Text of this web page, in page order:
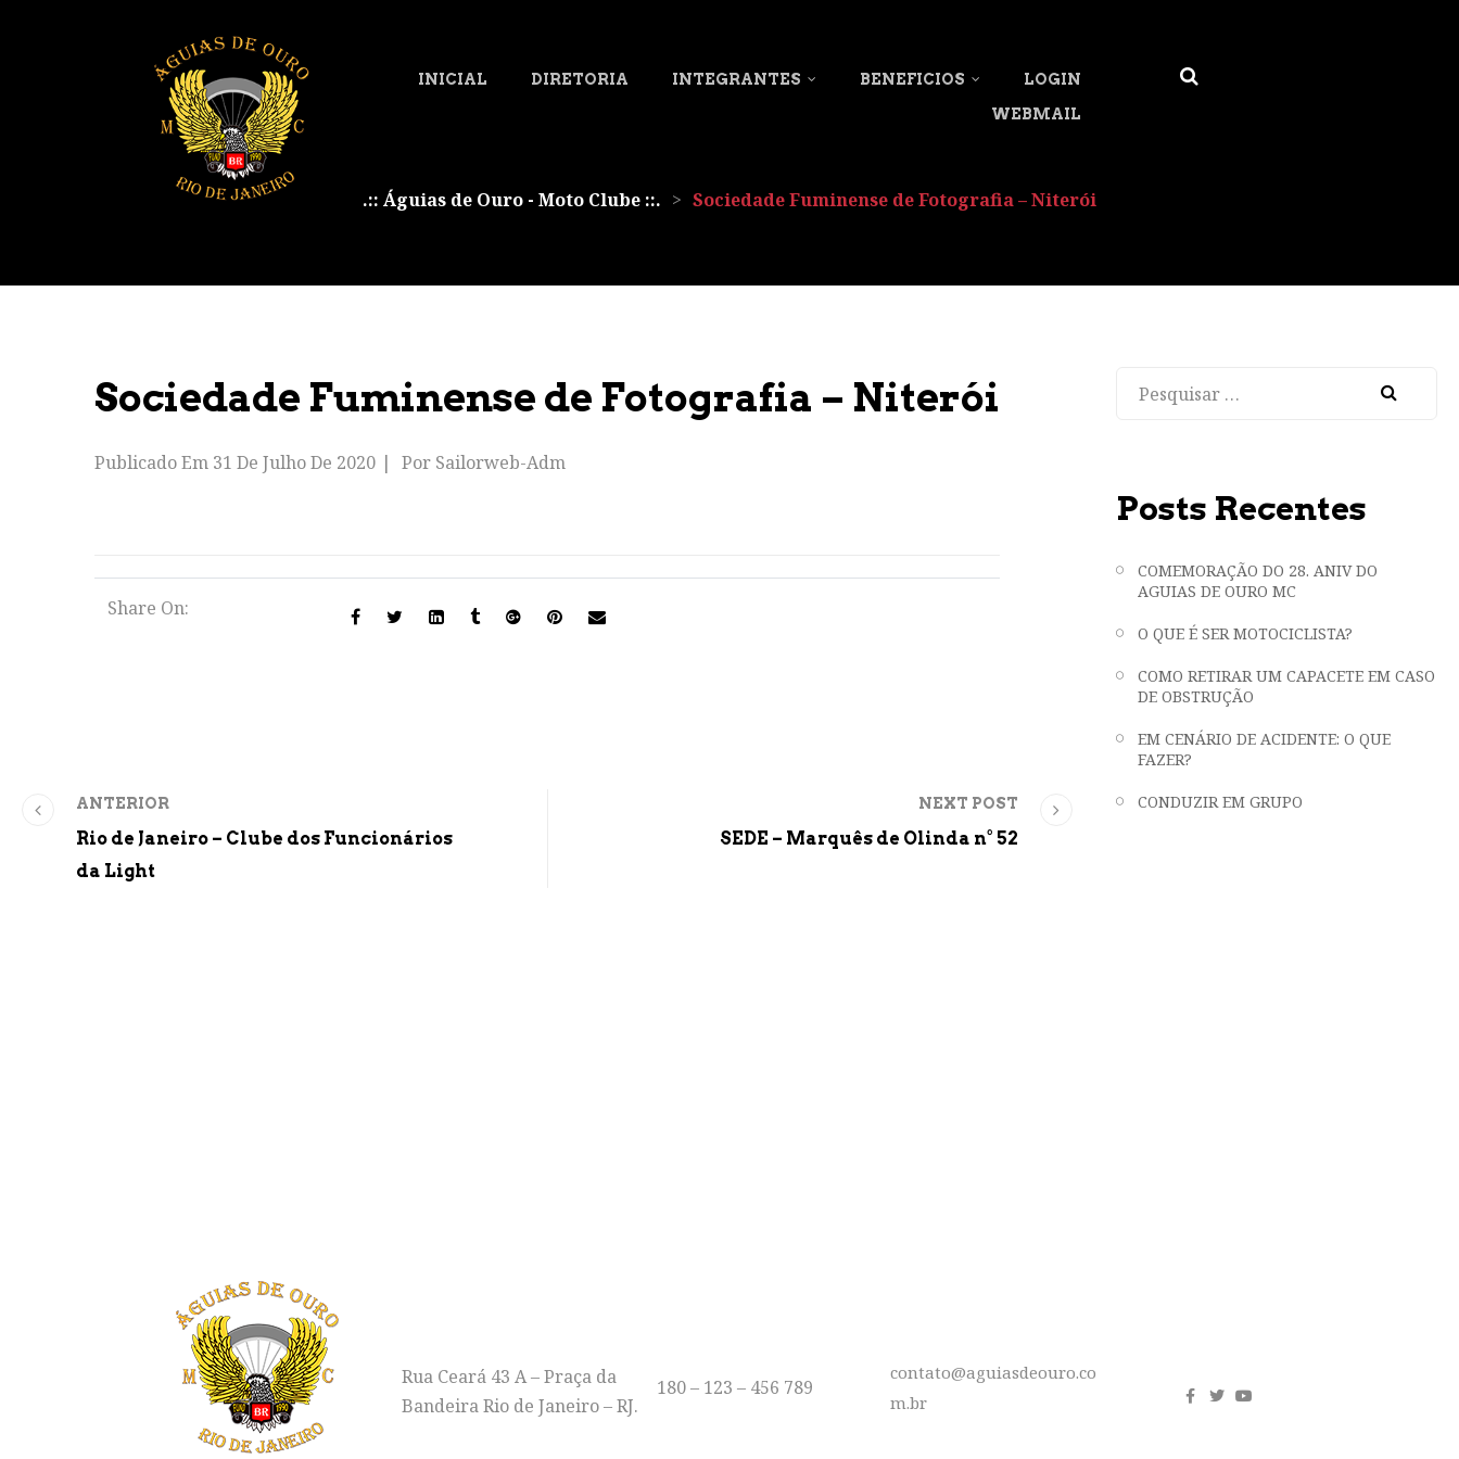
INICIAL DIRETORIA INTEGRANTES BENEFICIOS
LOGIN
WEBMAIL
.:: Águias de Ouro - Moto Clube ::. > Sociedade Fuminense de Fotografia – Niterói
Sociedade Fuminense de Fotografia – Niterói
Publicado Em 31 De Julho De 2020 Por Sailorweb-Adm
Share On:
ANTERIOR
Rio de Janeiro – Clube dos Funcionários
da Light
NEXT POST
SEDE – Marquês de Olinda n° 52
Posts Recentes
COMEMORAÇÃO DO 28. ANIV DO
AGUIAS DE OURO MC
O QUE É SER MOTOCICLISTA?
COMO RETIRAR UM CAPACETE EM CASO
DE OBSTRUÇÃO
EM CENÁRIO DE ACIDENTE: O QUE
FAZER?
CONDUZIR EM GRUPO
Rua Ceará 43 A – Praça da
Bandeira Rio de Janeiro – RJ.
180 – 123 – 456 789
contato@aguiasdeouro.co
m.br